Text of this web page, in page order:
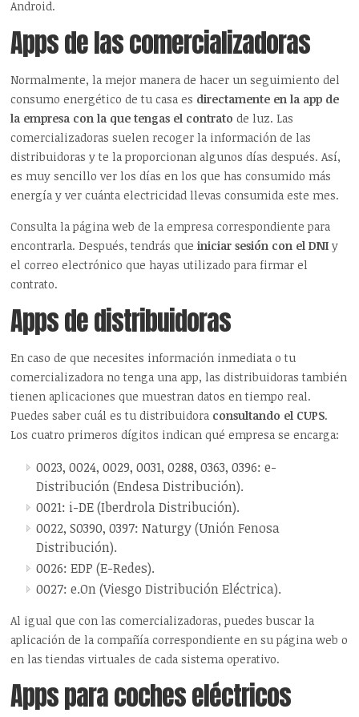
Android.
Apps de las comercializadoras
Normalmente, la mejor manera de hacer un seguimiento del
consumo energético de tu casa es directamente en la app de
la empresa con la que tengas el contrato de luz. Las
comercializadoras suelen recoger la información de las
distribuidoras y te la proporcionan algunos días después. Así,
es muy sencillo ver los días en los que has consumido más
energía y ver cuánta electricidad llevas consumida este mes.
Consulta la página web de la empresa correspondiente para
encontrarla. Después, tendrás queiniciar sesión con el DNI y
el correo electrónico que hayas utilizado para firmar el
contrato.
Apps de distribuidoras
En caso de que necesites información inmediata o tu
comercializadora no tenga una app, las distribuidoras también
tienen aplicaciones que muestran datos en tiempo real.
Puedes saber cuál es tu distribuidora consultando el CUPS.
Los cuatro primeros dígitos indican qué empresa se encarga:
0023, 0024, 0029, 0031, 0288, 0363, 0396: e-
Distribución (Endesa Distribución).
0021: i-DE (Iberdrola Distribución).
0022, S0390, 0397: Naturgy (Unión Fenosa
Distribución).
0026: EDP (E-Redes).
0027: e.On (Viesgo Distribución Eléctrica).
Al igual que con las comercializadoras, puedes buscar la
aplicación de la compañía correspondiente en su página web o
en las tiendas virtuales de cada sistema operativo.
Apps para coches eléctricos